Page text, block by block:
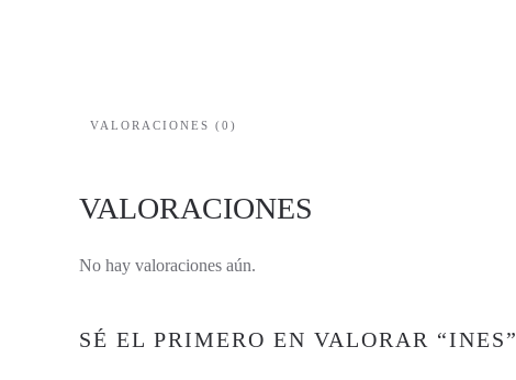
VALORACIONES (0)
VALORACIONES
No hay valoraciones aún.
SÉ EL PRIMERO EN VALORAR “INES”